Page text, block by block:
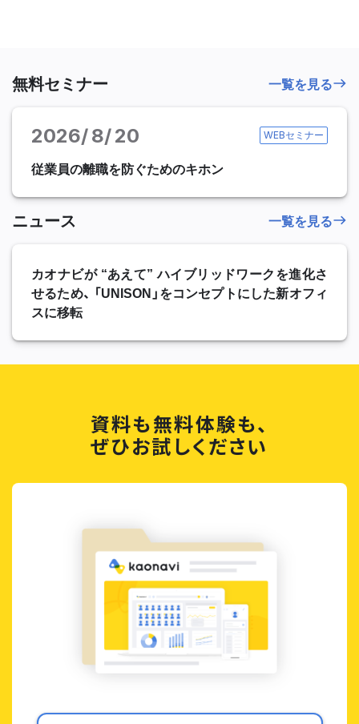
無料セミナー
2026 8 20 WEBセミナー
従業員の離職を防ぐためのキホン
一覧を見る
ニュース
カオナビが “あえて” ハイブリッドワークを進化さ
せるため、 「UNISON」をコンセプトにした新オフィ
スに移転
一覧を見る
資料も無料体験も、
ぜひお試しください